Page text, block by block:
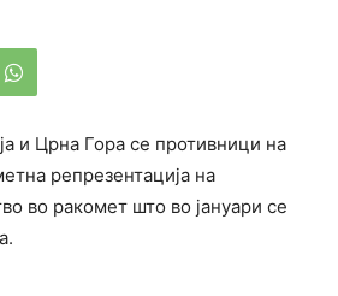
и Црна Гора се противници на
репрезентација на
во ракомет што во јануари се